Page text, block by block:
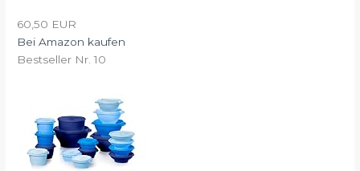
60,50 EUR
Bei Amazon kaufen
Bestseller Nr. 10